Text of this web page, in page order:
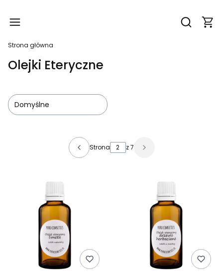
Otwórz
Strona główna
Olejki Eteryczne
Domyślne
Lista produktów
Strona z 7